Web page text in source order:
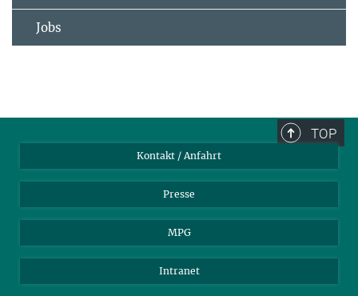
Jobs
TOP
Kontakt / Anfahrt
Presse
MPG
Intranet